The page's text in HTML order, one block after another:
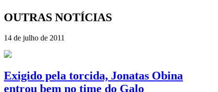
OUTRAS NOTÍCIAS
14 de julho de 2011
Exigido pela torcida, Jonatas Obina
entrou bem no time do Galo